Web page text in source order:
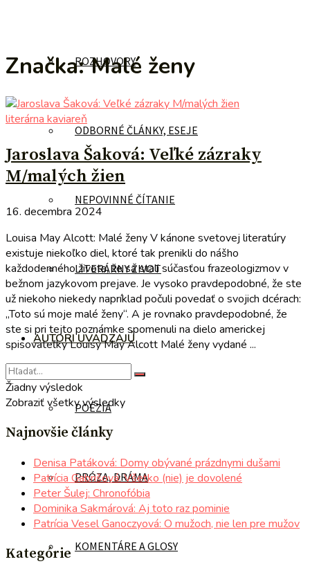
ROZHOVORY
ODBORNÉ ČLÁNKY, ESEJE
NEPOVINNÉ ČÍTANIE
LITERÁRNY ŽIVOT
AUTORI UVÁDZAJÚ
POÉZIA
PRÓZA, DRÁMA
KOMENTÁRE A GLOSY
Značka:Malé ženy
literárna kaviareň
Jaroslava Šaková: Veľké zázraky
M/malých žien
16. decembra 2024
Louisa May Alcott: Malé ženy V kánone svetovej literatúry
existuje niekoľko diel, ktoré tak prenikli do nášho
každodenného života, že sa stali súčasťou frazeologizmov v
bežnom jazykovom prejave. Je vysoko pravdepodobné, že ste
už niekoho niekedy napríklad počuli povedať o svojich dcérach:
„Toto sú moje malé ženy“. A je rovnako pravdepodobné, že
ste si pri tejto poznámke spomenuli na dielo americkej
spisovateľky Louisy May Alcott Malé ženy vydané ...
Žiadny výsledok
Zobraziť všetky výsledky
Najnovšie články
Denisa Patáková: Domy obývané prázdnymi dušami
Patrícia Gabrišová: Všetko (nie) je dovolené
Peter Šulej: Chronofóbia
Dominika Sakmárová: Aj toto raz pominie
Patrícia Vesel Ganoczyová: O mužoch, nie len pre mužov
Kategórie